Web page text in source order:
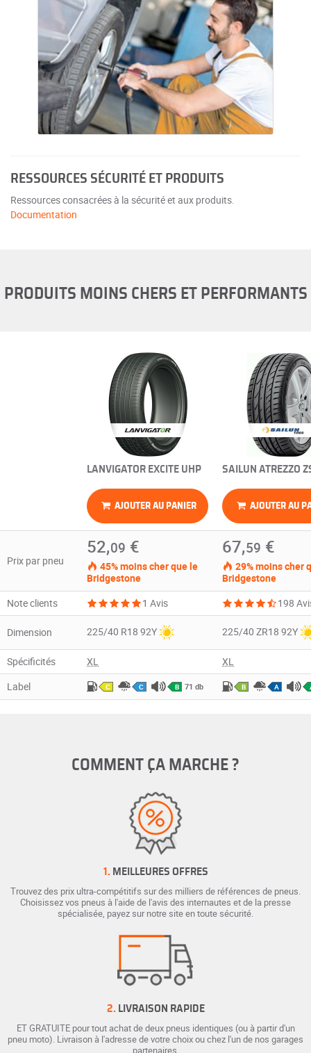
RESSOURCES SÉCURITÉ ET PRODUITS
Ressources consacrées à la sécurité et aux produits.
Documentation
PRODUITS MOINS CHERS ET PERFORMANTS
LANVIGATOR EXCITE UHP SAILUN ATREZZO
AJOUTER AU PANIER AJOUTER AU
Prix par pneu
52,09 €
45% moins cher que le
Bridgestone
67,59 €
29% moins cher
Bridgestone
Note clients
1 Avis 198
Dimension 225/40 R18 92Y 225/40 ZR18 92Y
Spécificités XL
XL
Label
C C B 71 db B A
COMMENT ÇA MARCHE ?
1. MEILLEURES OFFRES
Trouvez des prix ultra-compétitifs sur des milliers de références de pneus.
Choisissez vos pneus à l'aide de l'avis des internautes et de la presse
spécialisée, payez sur notre site en toute sécurité.
2. LIVRAISON RAPIDE
ET GRATUITE pour tout achat de deux pneus identiques (ou à partir d'un
pneu moto). Livraison à l'adresse de votre choix ou chez l'un de nos garages
partenaires.